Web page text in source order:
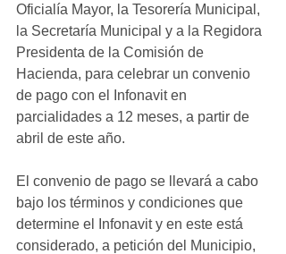
Oficialía Mayor, la Tesorería Municipal,
la Secretaría Municipal y a la Regidora
Presidenta de la Comisión de
Hacienda, para celebrar un convenio
de pago con el Infonavit en
parcialidades a 12 meses, a partir de
abril de este año.
El convenio de pago se llevará a cabo
bajo los términos y condiciones que
determine el Infonavit y en este está
considerado, a petición del Municipio,